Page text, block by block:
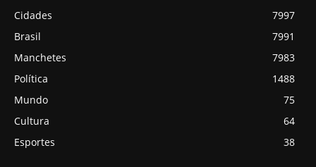
Cidades
7997
Brasil
7991
Manchetes
7983
Política
1488
Mundo
75
Cultura
64
Esportes
38